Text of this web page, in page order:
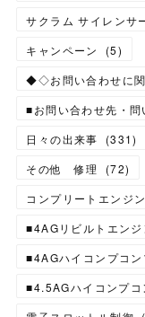
サクラム サイレンサ
キャンペーン
(5)
◆◇お問い合わせに
■お問い合わせ先・問
日々の出来事
(331)
その他 修理
(72)
コンプリートエンジン
■4AGリビルトエン
■4AGハイコンプコ
■4.5AGハイコンプ